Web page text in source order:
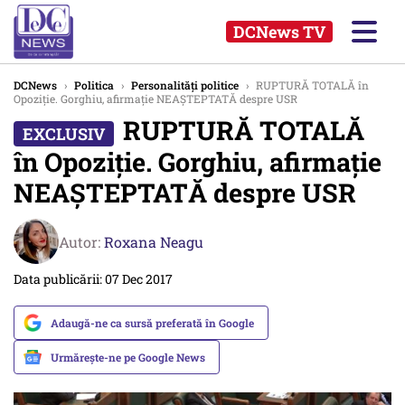
DCNews TV
DCNews › Politica › Personalități politice › RUPTURĂ TOTALĂ în
Opoziție. Gorghiu, afirmație NEAȘTEPTATĂ despre USR
RUPTURĂ TOTALĂ
în Opoziție. Gorghiu, afirmație
NEAȘTEPTATĂ despre USR
Autor:Roxana Neagu
Data publicării: 07 Dec 2017
Adaugă-ne ca sursă preferată în Google
Urmărește-ne pe Google News